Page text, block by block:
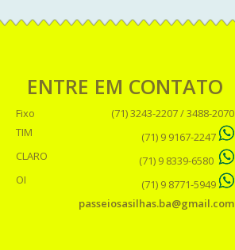
ENTRE EM CONTATO
Fixo
(71) 3243-2207 / 3488-2070
TIM
(71) 9 9167-2247
CLARO
(71) 9 8339-6580
OI
(71) 9 8771-5949
passeiosasilhas.ba@gmail.com